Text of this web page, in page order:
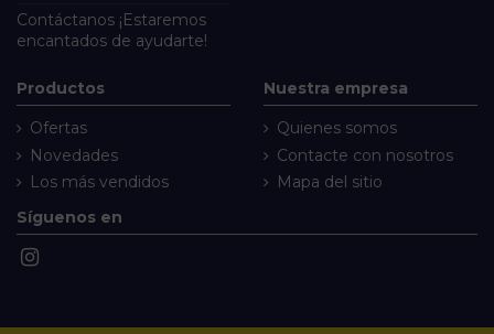
Contáctanos ¡Estaremos
encantados de ayudarte!
Productos
Ofertas
Novedades
Los más vendidos
Nuestra empresa
Quienes somos
Contacte con nosotros
Mapa del sitio
Síguenos en